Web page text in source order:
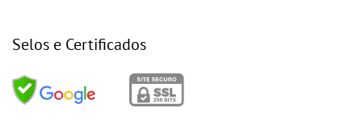
Selos e Certificados